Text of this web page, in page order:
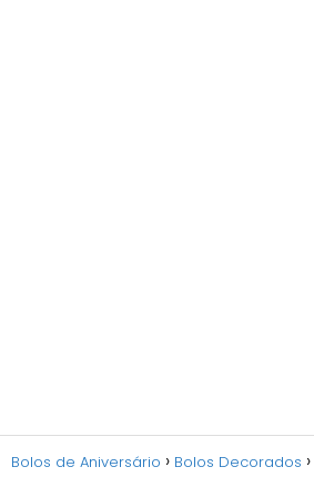
Bolos de Aniversário Bolos Decorados